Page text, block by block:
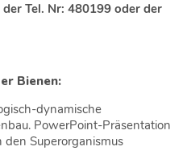
Tel. Nr: 480199 oder der
Bienen:
dynamische
PowerPoint-Präsentation
Superorganismus